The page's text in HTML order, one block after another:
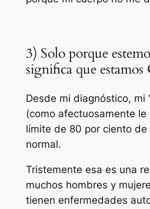
3) Solo porque
significa que
Desde mi diagnóstico, mi
(como afectuosamente le
límite de 80 por ciento de
normal.
Tristemente esa es una
muchos hombres y
tienen enfermedades